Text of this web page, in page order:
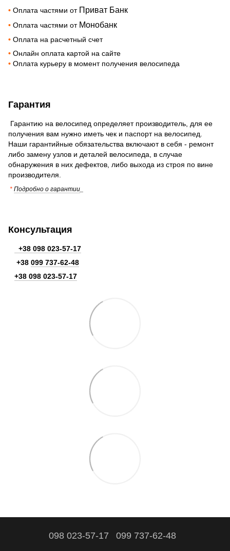
• Оплата частями от Приват Банк
• Оплата частями от Монобанк
• Оплата на расчетный счет
• Онлайн оплата картой на сайте
• Оплата курьеру в момент получения велосипеда
Гарантия
Гарантию на велосипед определяет производитель, для ее
получения вам нужно иметь чек и паспорт на велосипед.
Наши гарантийные обязательства включают в себя - ремонт
либо замену узлов и деталей велосипеда, в случае
обнаружения в них дефектов, либо выхода из строя по вине
производителя.
* Подробно о гарантии
Консультация
+38 098 023-57-17
+38 099 737-62-48
+38 098 023-57-17
098 023-57-17 099 737-62-48